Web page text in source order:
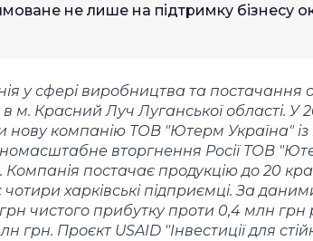
не лише на підтримку бізнесу
у сфері виробництва та постачання
Красний Луч Луганської області. У
нову компанію ТОВ "Ютерм Україна" із
вторгнення Росії ТОВ
Компанія постачає продукцію до 20
харківські підприємці. За
чистого прибутку проти 0,4 млн грн
грн. Проєкт USAID "Інвестиції для